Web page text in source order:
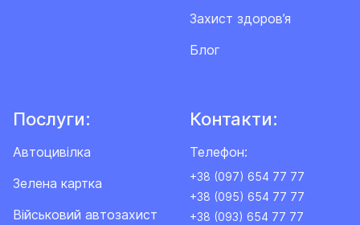
Захист здоров’я
Блог
Послуги:
Автоцивілка
Зелена картка
Військовий автозахист
Контакти:
Телефон:
+38 (097) 654 77 77
+38 (095) 654 77 77
+38 (093) 654 77 77